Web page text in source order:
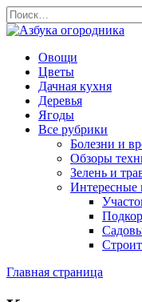
Перейти
к
содержанию
Search
for:
Овощи
Цветы
Дачная кухня
Деревья
Ягоды
Все рубрики
Болезни и
Обзоры
Зелень и
Интересные
Главная страница